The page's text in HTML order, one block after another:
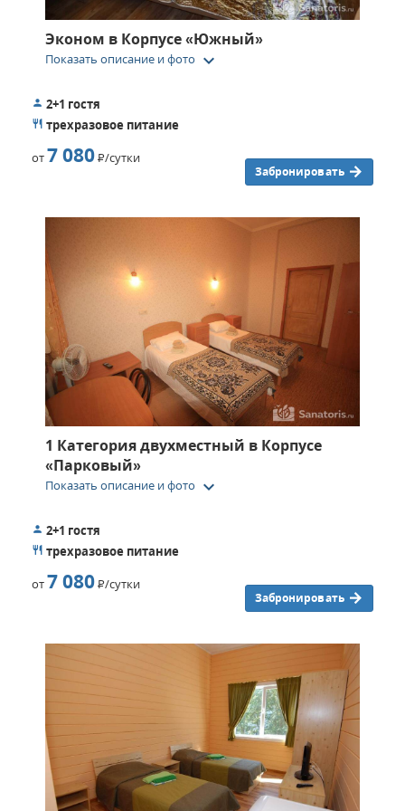
Эконом в Корпусе «Южный»
Показать описание и фото keyboard_arrow_down
2+1 гостя
трехразовое питание
от7 080Р/сутки
Забронировать
1 Категория двухместный в Корпусе
«Парковый»
Показать описание и фото keyboard_arrow_down
2+1 гостя
трехразовое питание
от7 080Р/сутки
Забронировать